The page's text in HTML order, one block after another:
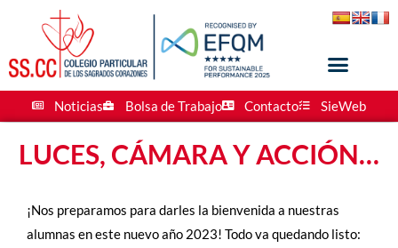
Noticias Bolsa de Trabajo Contacto SieWeb
LUCES, CÁMARA Y ACCIÓN…
¡Nos preparamos para darles la bienvenida a nuestras
alumnas en este nuevo año 2023! Todo va quedando listo: